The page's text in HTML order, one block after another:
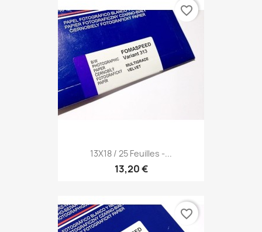
13X18 / 25 Feuilles -...
13,20 €
favorite_border
favorite_border